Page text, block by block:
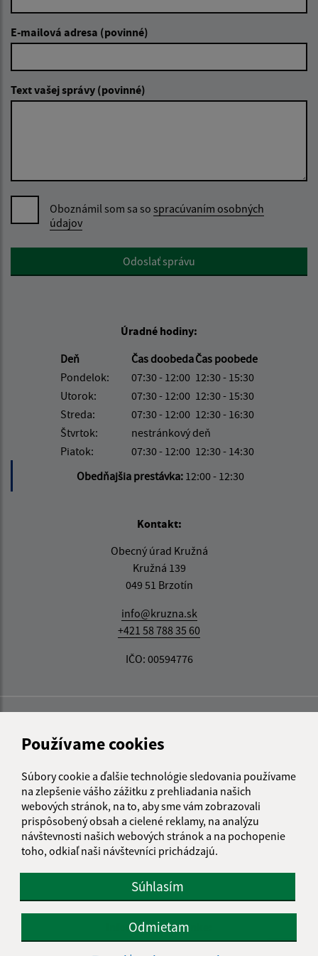
Používame cookies
Súbory cookie a ďalšie technológie sledovania používame
na zlepšenie vášho zážitku z prehliadania našich
webových stránok, na to, aby sme vám zobrazovali
prispôsobený obsah a cielené reklamy, na analýzu
návštevnosti našich webových stránok a na pochopenie
toho, odkiaľ naši návštevníci prichádzajú.
Súhlasím
Odmietam
E-mailová adresa (povinné)
Text vašej správy (povinné)
Oboznámil som sa so spracúvaním osobných
údajov
Google reCaptcha ResponseOdoslať správu
Úradné hodiny:
Deň
Čas doobedaČas poobede
Pondelok:
07:30 - 12:00 12:30 - 15:30
Utorok:
07:30 - 12:00 12:30 - 15:30
Streda:
07:30 - 12:00 12:30 - 16:30
Štvrtok:
nestránkový deň
Piatok:
07:30 - 12:00 12:30 - 14:30
Obedňajšia prestávka: 12:00 - 12:30
Kontakt:
Obecný úrad Kružná
Kružná 139
049 51 Brzotín
info@kruzna.sk
+421 58 788 35 60
IČO: 00594776
Informácie o stránke: